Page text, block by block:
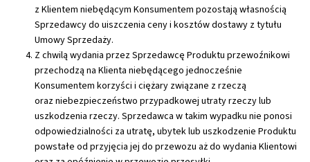
z Klientem niebędącym Konsumentem pozostają własnością
Sprzedawcy do uiszczenia ceny i kosztów dostawy z tytułu
Umowy Sprzedaży.
Z chwilą wydania przez Sprzedawcę Produktu przewoźnikowi
przechodzą na Klienta niebędącego jednocześnie
Konsumentem korzyści i ciężary związane z rzeczą
oraz niebezpieczeństwo przypadkowej utraty rzeczy lub
uszkodzenia rzeczy. Sprzedawca w takim wypadku nie ponosi
odpowiedzialności za utratę, ubytek lub uszkodzenie Produktu
powstałe od przyjęcia jej do przewozu aż do wydania Klientowi